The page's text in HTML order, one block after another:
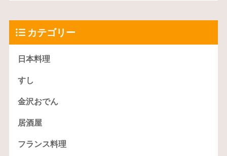
カテゴリー
日本料理
すし
金沢おでん
居酒屋
フランス料理